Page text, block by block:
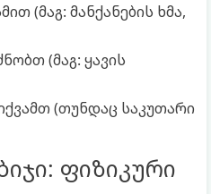
(მაგ: მანქანების ხმა,
(მაგ: ყავის
(თუნდაც საკუთარი
ფიზიკური